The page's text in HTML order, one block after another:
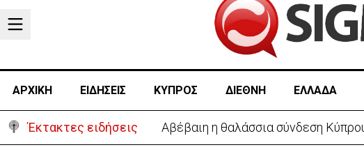
ΑΡΧΙΚΗ ΕΙΔΗΣΕΙΣ ΚΥΠΡΟΣ ΔΙΕΘΝΗ ΕΛΛΑΔΑ
Έκτακτες ειδήσεις Αβέβαιη η θαλάσσια σύνδεση